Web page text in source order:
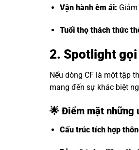
Vận hành êm ái:
Tuổi thọ thách thức
2. Spotlight gọi
Nếu dòng CF là một tập
mang đến sự khác biệt
🌟 Điểm mặt những
Cấu trúc tích hợp